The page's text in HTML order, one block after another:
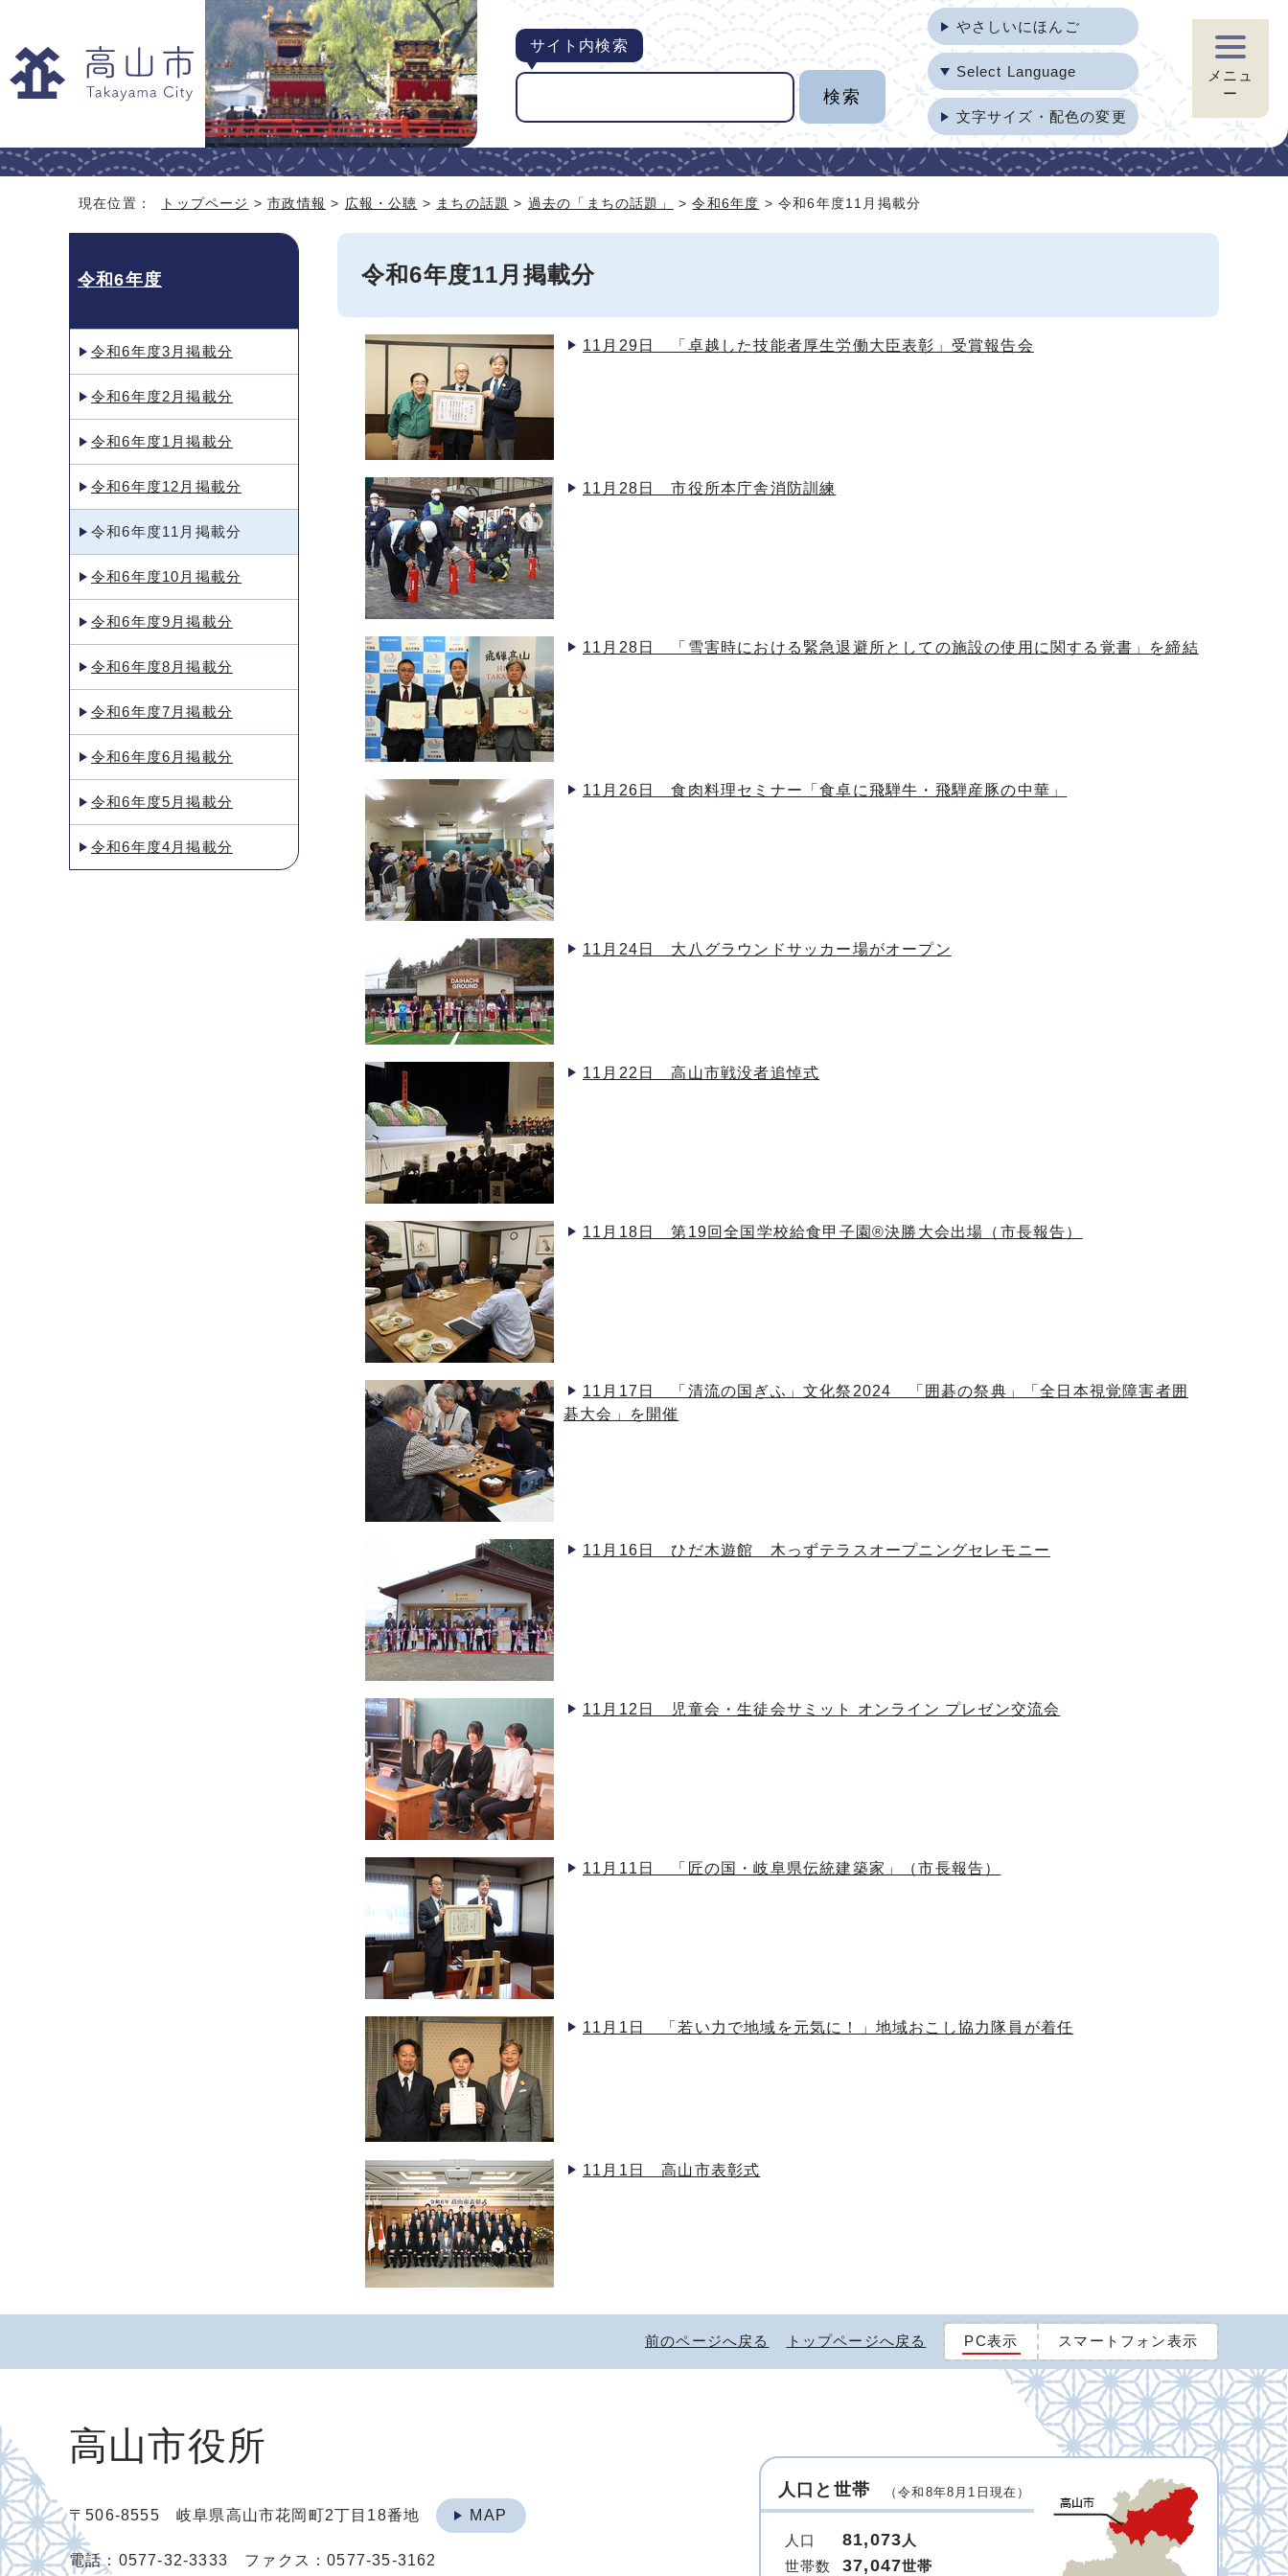
サイト内検索
やさしいにほんご
Select Language
文字サイズ・配色の変更
メニュ
ー
現在位置： トップページ >市政情報 > 広報・公聴 > まちの話題 > 過去の「まちの話題」 >令和6年度 > 令和6年度11月掲載分
令和6年度11月掲載分
11月29日 「卓越した技能者厚生労働大臣表彰」受賞報告会
11月28日 市役所本庁舎消防訓練
11月28日 「雪害時における緊急退避所としての施設の使用に関する覚書」を締結
11月26日 食肉料理セミナー「食卓に飛騨牛・飛騨産豚の中華」
11月24日 大八グラウンドサッカー場がオープン
11月22日 高山市戦没者追悼式
11月18日 第19回全国学校給食甲子園®決勝大会出場（市長報告）
11月17日 「清流の国ぎふ」文化祭2024 「囲碁の祭典」「全日本視覚障害者囲
碁大会」を開催
11月16日 ひだ木遊館 木っずテラスオープニングセレモニー
11月12日 児童会・生徒会サミット オンライン プレゼン交流会
11月11日 「匠の国・岐阜県伝統建築家」（市長報告）
11月1日 「若い力で地域を元気に！」地域おこし協力隊員が着任
11月1日 高山市表彰式
令和6年度
令和6年度3月掲載分
令和6年度2月掲載分
令和6年度1月掲載分
令和6年度12月掲載分
令和6年度11月掲載分
令和6年度10月掲載分
令和6年度9月掲載分
令和6年度8月掲載分
令和6年度7月掲載分
令和6年度6月掲載分
令和6年度5月掲載分
令和6年度4月掲載分
前のページへ戻る トップページへ戻る PC表示 スマートフォン表示
高山市役所
〒506-8555 岐阜県高山市花岡町2丁目18番地 MAP
電話：0577-32-3333 ファクス：0577-35-3162
人口と世帯 （令和8年8月1日現在）
人口 81,073 人
世帯数
37,047世帯